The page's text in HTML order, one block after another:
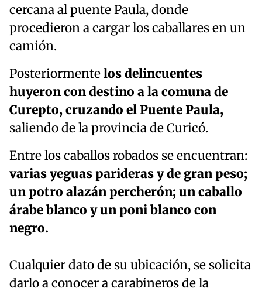
cercana al puente Paula, donde
procedieron a cargar los caballares en un
camión.
Posteriormentelos delincuentes
huyeron con destino a la comuna de
Curepto, cruzando el Puente Paula,
saliendo de la provincia de Curicó.
Entre los caballos robados se encuentran:
varias yeguas parideras y de gran peso;
un potro alazán percherón; un caballo
árabe blanco y un poni blanco con
negro.
Cualquier dato de su ubicación, se solicita
darlo a conocer a carabineros de la